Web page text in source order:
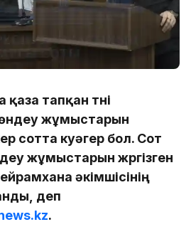
тапқан түні
жұмыстарын
сотта куәгер бол. Сот
жұмыстарын жүргізген
әкімшісінің
деп
.